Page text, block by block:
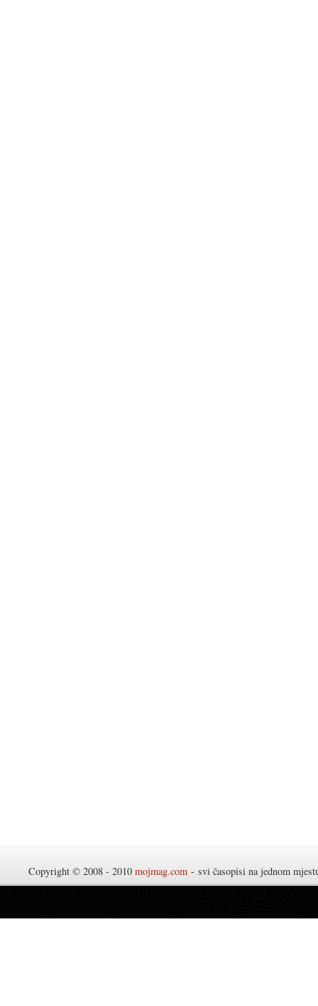
Copyright © 2008 - 2010 mojmag.com - svi časopisi na jednom